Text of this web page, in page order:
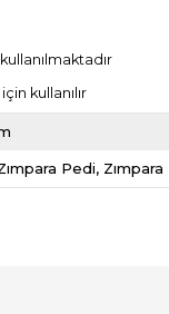
kullanılır
Pedi Zımpara